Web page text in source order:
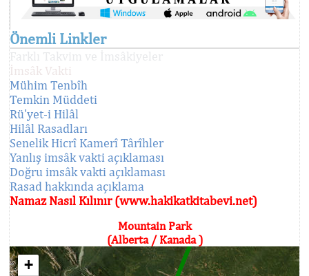
Önemli Linkler
İmsâk Vakti
Mühim Tenbîh
Temkin Müddeti
Rü'yet-i Hilâl
Hilâl Rasadları
Senelik Hicrî Kamerî Târîhler
Yanlış imsâk vakti açıklaması
Doğru imsâk vakti açıklaması
Rasad hakkında açıklama
Namaz Nasıl Kılınır (www.hakikatkitabevi.net)
Mountain Park
(Alberta / Kanada )
+